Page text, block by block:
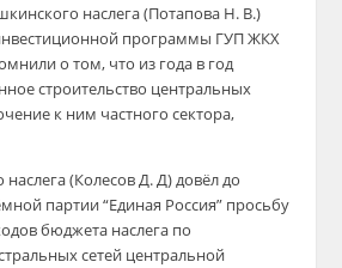
наслега (Потапова Н. В.)
программы ГУП ЖКХ
о том, что из года в год
строительство центральных
к ним частного сектора,
наслега (Колесов Д. Д) довёл до
партии “Единая Россия” просьбу
бюджета наслега по
сетей центральной